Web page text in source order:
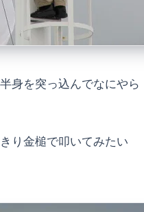
身を突っ込んでなにやら
り金槌で叩いてみたい